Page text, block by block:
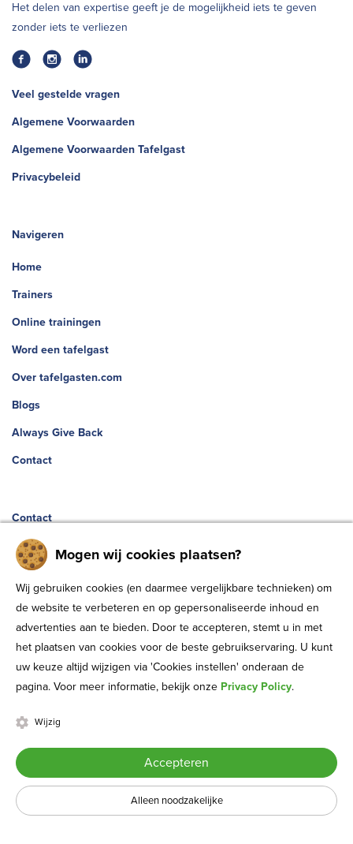
Het delen van expertise geeft je de mogelijkheid iets te geven
zonder iets te verliezen
Veel gestelde vragen
Algemene Voorwaarden
Algemene Voorwaarden Tafelgast
Privacybeleid
Navigeren
Home
Trainers
Online trainingen
Word een tafelgast
Over tafelgasten.com
Blogs
Always Give Back
Contact
Contact
Stationsplein 3
038- 8539300
info@tafelgasten.com
KVK: 80424651
Schrijf je in voor de nieuwsbrief
Mogen wij cookies plaatsen?
Wij gebruiken cookies (en daarmee vergelijkbare technieken) om
de website te verbeteren en op gepersonaliseerde inhoud en
advertenties aan te bieden. Door te accepteren, stemt u in met
het plaatsen van cookies voor de beste gebruikservaring. U kunt
uw keuze altijd wijzigen via 'Cookies instellen' onderaan de
pagina. Voor meer informatie, bekijk onze Privacy Policy.
Wijzig
Accepteren
Alleen noodzakelijke